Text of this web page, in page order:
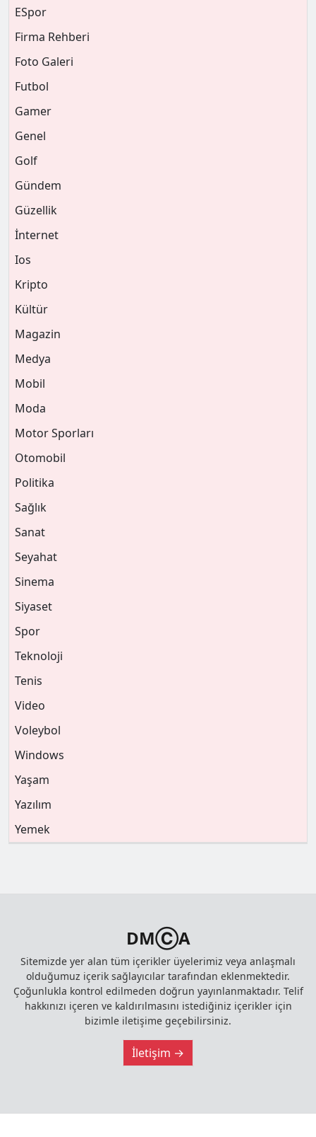
ESpor
Firma Rehberi
Foto Galeri
Futbol
Gamer
Genel
Golf
Gündem
Güzellik
İnternet
Ios
Kripto
Kültür
Magazin
Medya
Mobil
Moda
Motor Sporları
Otomobil
Politika
Sağlık
Sanat
Seyahat
Sinema
Siyaset
Spor
Teknoloji
Tenis
Video
Voleybol
Windows
Yaşam
Yazılım
Yemek
DMⒸA
Sitemizde yer alan tüm içerikler üyelerimiz veya anlaşmalı
olduğumuz içerik sağlayıcılar tarafından eklenmektedir.
Çoğunlukla kontrol edilmeden doğrun yayınlanmaktadır. Telif
hakkınızı içeren ve kaldırılmasını istediğiniz içerikler için
bizimle iletişime geçebilirsiniz.
İletişim →